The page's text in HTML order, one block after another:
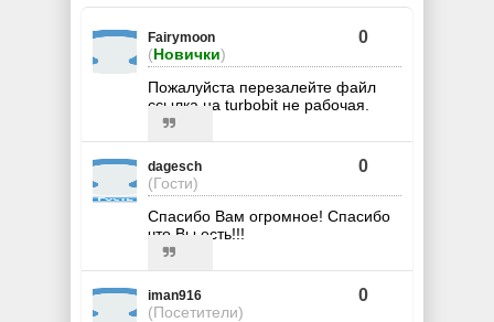
Fairymoon
(Новички)
0
Пожалуйста перезалейте файл
ссылка на turbobit не рабочая.
dagesch
(Гости)
0
Спасибо Вам огромное! Спасибо
что Вы есть!!!
iman916
(Посетители)
0